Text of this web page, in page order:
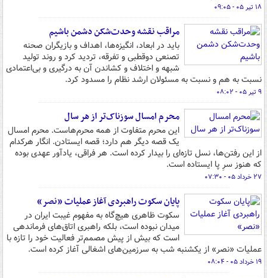
۱۸ تیر ۰۵ - ۰۹:۰۵
مراقب نقشه وحدت‌شکن دشمن باشیم
باید در ابعاد، انگیزه‌ها، اهداف و بازیگران صحنه
تصنعی دوقطبی و تفرقه، تردید کرد و روند تولید
شبهه و اختلاف و کشاندن آن به درگیری و بی‌اعتمادی
نسبت به هم و نسبت به مسئولان ارشد نظام را مسدود کرد.
۹ تیر ۰۵ - ۰۸:۰۲
محرم امسال سوزناک‌تر از هر سال
این محرم متفاوت از همه محرم‌هاست. محرم امسال
یک قصه‌ دیگر هم دارد؛ قصه‌ ایستادن. انگار هرکدام
از این رفتن‌ها، نسل تازه‌ای را بیدار کرده است. هر فراقی، یادآور عهدی بوده
که هنوز سرِ پا ایستاده است.
۲۷ خرداد ۰۵ - ۰۷:۳۰
پایان سکوت راهبردی آغاز عملیات «نصر»
سکوت ظاهری هیچ‌گاه به مفهوم غیبت ایران در
میدان نبوده است، بلکه راهبری اتاق‌های فرماندهی
است که بیش از پیش مصمم‌تر فعالیت خود را تازه با
عملیات «نصر» از یکشنبه شب به سرزمین‌های اشغالی آغاز کرده است.
۱۹ خرداد ۰۵ - ۰۸:۰۴